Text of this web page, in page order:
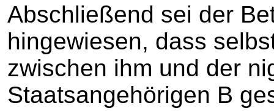
Abschließend sei der
hingewiesen, dass
zwischen ihm und der
Staatsangehörigen B